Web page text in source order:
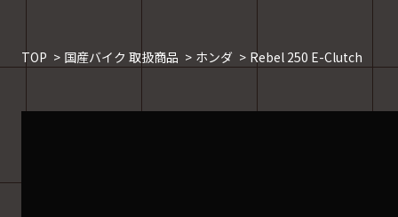
TOP 国産バイク 取扱商品 ホンダ Rebel 250 E-Clutch